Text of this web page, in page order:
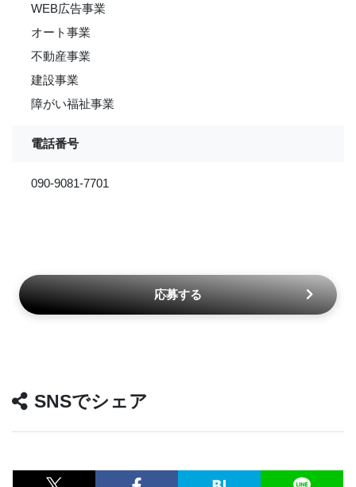
WEB広告事業
オート事業
不動産事業
建設事業
障がい福祉事業
電話番号
090-9081-7701
応募する
SNSでシェア